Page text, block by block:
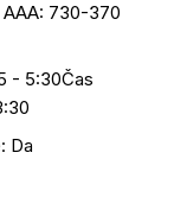
AAA: 730-370
- 5:30Čas
Da